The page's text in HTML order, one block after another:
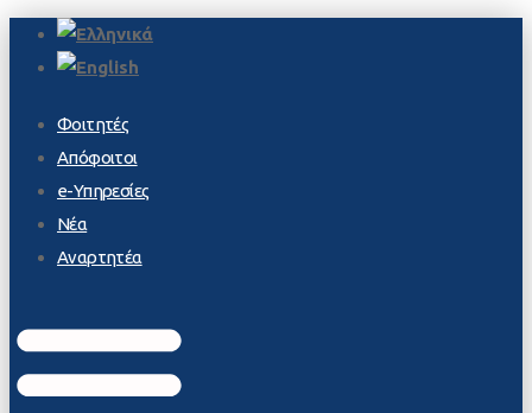
Φοιτητές
Απόφοιτοι
e-Υπηρεσίες
Νέα
Αναρτητέα